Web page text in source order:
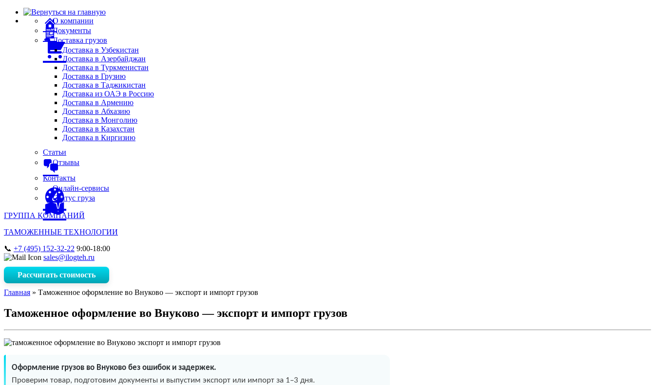
О компании
Документы
Доставка грузов
Доставка в Узбекистан
Доставка в Азербайджан
Доставка в Туркменистан
Доставка в Грузию
Доставка в Таджикистан
Доставка из ОАЭ в Россию
Доставка в Армению
Доставка в Абхазию
Доставка в Монголию
Доставка в Казахстан
Доставка в Киргизию
Статьи
Отзывы
Контакты
Онлайн-сервисы
Статус груза
ГРУППА КОМПАНИЙ
ТАМОЖЕННЫЕ ТЕХНОЛОГИИ
+7 (495) 152-32-22 9:00-18:00
sales@ilogteh.ru
Рассчитать стоимость
Главная » Таможенное оформление во Внуково — экспорт и импорт грузов
Таможенное оформление во Внуково — экспорт и импорт грузов
Оформление грузов во Внуково без ошибок и задержек.
Проверим товар, подготовим документы и выпустим экспорт или импорт за 1–3 дня.